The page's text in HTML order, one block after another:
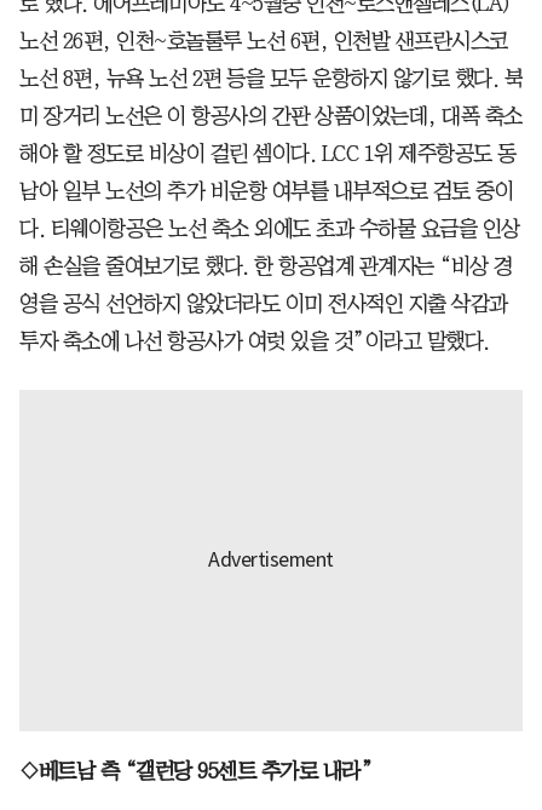
노선 26편, 인천~호놀룰루 노선 6편, 인천발 샌프란시스코
노선 8편, 뉴욕 노선 2편 등을 모두 운항하지 않기로 했다. 북
미 장거리 노선은 이 항공사의 간판 상품이었는데, 대폭 축소
해야 할 정도로 비상이 걸린 셈이다. LCC 1위 제주항공도 동
남아 일부 노선의 추가 비운항 여부를 내부적으로 검토 중이
다. 티웨이항공은 노선 축소 외에도 초과 수하물 요금을 인상
해 손실을 줄여보기로 했다. 한 항공업계 관계자는 “비상 경
영을 공식 선언하지 않았더라도 이미 전사적인 지출 삭감과
투자 축소에 나선 항공사가 여럿 있을 것”이라고 말했다.
◇베트남 측 “갤런당 95센트 추가로 내라”